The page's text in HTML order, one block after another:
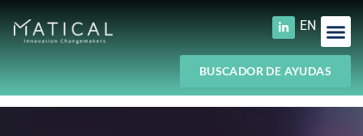
EN
BUSCADOR DE AYUDAS